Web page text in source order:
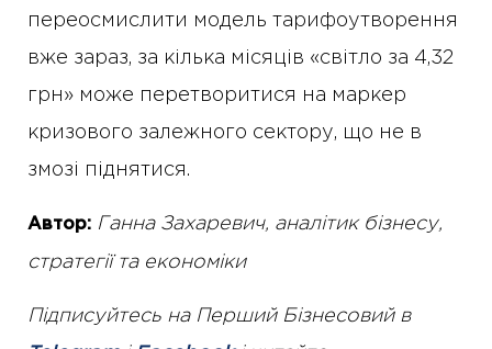
переосмислити модель тарифоутворення
вже зараз, за кілька місяців «світло за 4,32
грн» може перетворитися на маркер
кризового залежного сектору, що не в
змозі піднятися.
Автор: Ганна Захаревич, аналітик бізнесу,
стратегії та економіки
Підписуйтесь на Перший Бізнесовий в